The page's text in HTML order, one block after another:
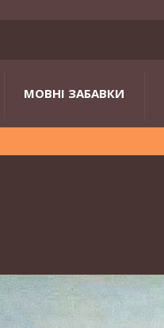
МОВНІ ЗАБАВКИ